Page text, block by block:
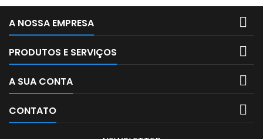
A NOSSA EMPRESA 
PRODUTOS E SERVIÇOS 
A SUA CONTA 
CONTATO 